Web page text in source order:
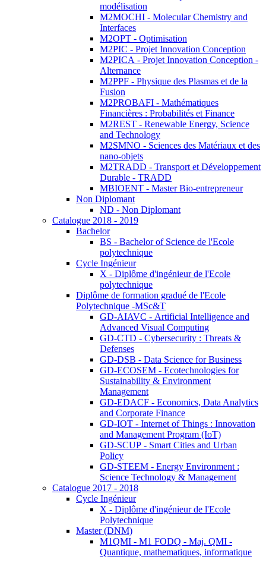
modélisation
M2MOCHI - Molecular Chemistry and
Interfaces
M2OPT - Optimisation
M2PIC - Projet Innovation Conception
M2PICA - Projet Innovation Conception -
Alternance
M2PPF - Physique des Plasmas et de la
Fusion
M2PROBAFI - Mathématiques
Financières : Probabilités et Finance
M2REST - Renewable Energy, Science
and Technology
M2SMNO - Sciences des Matériaux et des
nano-objets
M2TRADD - Transport et Développement
Durable - TRADD
MBIOENT - Master Bio-entrepreneur
Non Diplomant
ND - Non Diplomant
Catalogue 2018 - 2019
Bachelor
BS - Bachelor of Science de l'Ecole
polytechnique
Cycle Ingénieur
X - Diplôme d'ingénieur de l'Ecole
polytechnique
Diplôme de formation gradué de l'Ecole
Polytechnique -MSc&T
GD-AIAVC - Artificial Intelligence and
Advanced Visual Computing
GD-CTD - Cybersecurity : Threats &
Defenses
GD-DSB - Data Science for Business
GD-ECOSEM - Ecotechnologies for
Sustainability & Environment
Management
GD-EDACF - Economics, Data Analytics
and Corporate Finance
GD-IOT - Internet of Things : Innovation
and Management Program (IoT)
GD-SCUP - Smart Cities and Urban
Policy
GD-STEEM - Energy Environment :
Science Technology & Management
Catalogue 2017 - 2018
Cycle Ingénieur
X - Diplôme d'ingénieur de l'Ecole
Polytechnique
Master (DNM)
M1QMI - M1 FODQ - Maj. QMI -
Quantique, mathematiques, informatique